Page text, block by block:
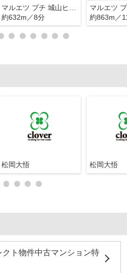
約632m／8分
マルエツ
約863m／
松岡大悟 松岡大悟
ト物件中古マンション特